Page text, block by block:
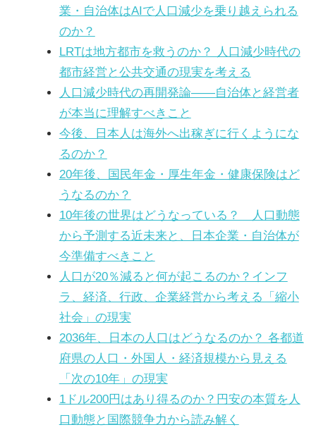
業・自治体はAIで人口減少を乗り越えられる
のか？
LRTは地方都市を救うのか？ 人口減少時代の
都市経営と公共交通の現実を考える
人口減少時代の再開発論——自治体と経営者
が本当に理解すべきこと
今後、日本人は海外へ出稼ぎに行くようにな
るのか？
20年後、国民年金・厚生年金・健康保険はど
うなるのか？
10年後の世界はどうなっている？ 人口動態
から予測する近未来と、日本企業・自治体が
今準備すべきこと
人口が20％減ると何が起こるのか？インフ
ラ、経済、行政、企業経営から考える「縮小
社会」の現実
2036年、日本の人口はどうなるのか？ 各都道
府県の人口・外国人・経済規模から見える
「次の10年」の現実
1ドル200円はあり得るのか？円安の本質を人
口動態と国際競争力から読み解く